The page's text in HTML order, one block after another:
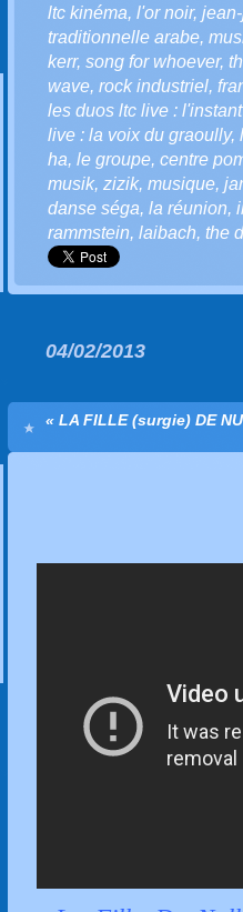
ltc kinéma, l'or noir,
traditionnelle arabe,
kerr, song for whoever,
wave, rock industriel,
les duos ltc live :
live : la voix du graoully,
ha, le groupe, centre
musik, zizik, musique,
danse séga, la réunion,
rammstein, laibach, the
04/02/2013
« LA FILLE (surgie) DE